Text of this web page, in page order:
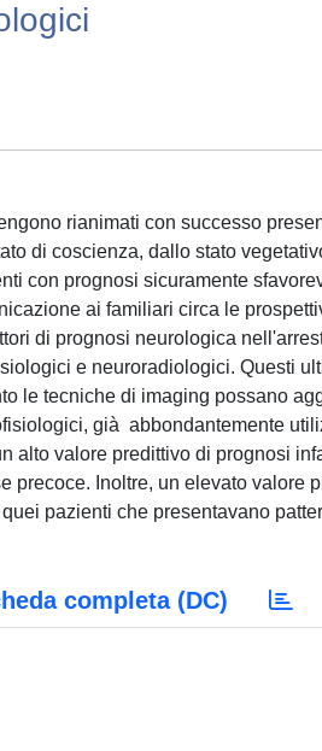
rianimati con successo
di coscienza, dallo stato
con prognosi sicuramente
ai familiari circa le
di prognosi neurologica
e neuroradiologici. Questi
le tecniche di imaging possano
già abbondantemente
alto valore predittivo di prognosi
precoce. Inoltre, un elevato valore
pazienti che presentavano
completa (DC)